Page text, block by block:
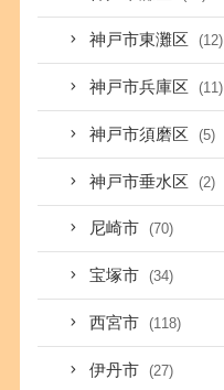
神戸市東灘区 (12)
神戸市兵庫区 (11)
神戸市須磨区 (5)
神戸市垂水区 (2)
尼崎市 (70)
宝塚市 (34)
西宮市 (118)
伊丹市 (27)